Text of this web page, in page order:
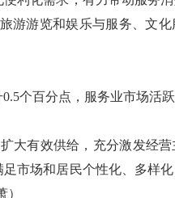
游游览和娱乐与服务、文
个百分点，服务业市场活跃
有效供给，充分激发经营
市场和居民个性化、多样